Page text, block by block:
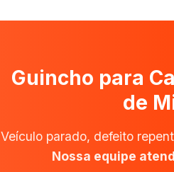
Guincho para
de
Veículo parado, defeito
Nossa equipe